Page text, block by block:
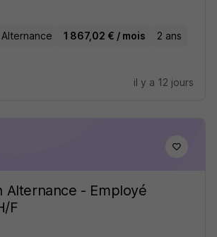
Alternance 1 867,02 € / mois 2 ans
il y a 12 jours
Alternance - Employé
F